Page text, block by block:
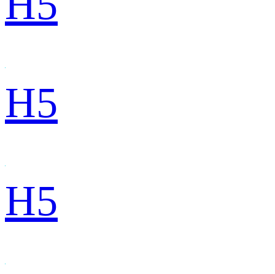
H5
H5